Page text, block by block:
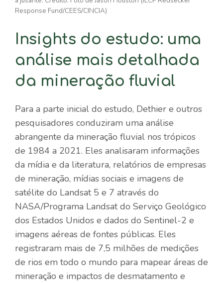
Response Fund/CEES/CINCIA)
Insights do estudo: uma
análise mais detalhada
da mineração fluvial
Para a parte inicial do estudo, Dethier e outros
pesquisadores conduziram uma análise
abrangente da mineração fluvial nos trópicos
de 1984 a 2021. Eles analisaram informações
da mídia e da literatura, relatórios de empresas
de mineração, mídias sociais e imagens de
satélite do Landsat 5 e 7 através do
NASA/Programa Landsat do Serviço Geológico
dos Estados Unidos e dados do Sentinel-2 e
imagens aéreas de fontes públicas. Eles
registraram mais de 7,5 milhões de medições
de rios em todo o mundo para mapear áreas de
mineração e impactos de desmatamento e